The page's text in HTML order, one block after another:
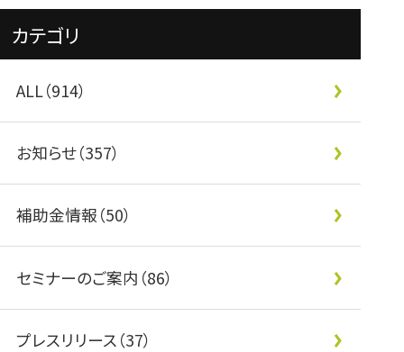
カテゴリ
ALL（914）
お知らせ（357）
補助金情報（50）
セミナーのご案内（86）
プレスリリース（37）